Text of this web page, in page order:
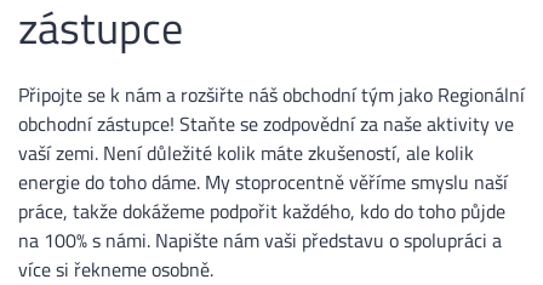
zástupce
Připojte se k nám a rozšiřte náš obchodní tým jako Regionální
obchodní zástupce! Staňte se zodpovědní za naše aktivity ve
vaší zemi. Není důležité kolik máte zkušeností, ale kolik
energie do toho dáme. My stoprocentně věříme smyslu naší
práce, takže dokážeme podpořit každého, kdo do toho půjde
na 100% s námi. Napište nám vaši představu o spolupráci a
více si řekneme osobně.